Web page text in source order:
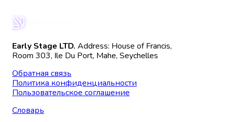
Early Stage LTD. Address: House of Francis,
Room 303, Ile Du Port, Mahe, Seychelles
Обратная связь
Политика конфиденциальности
Пользовательское соглашение
Словарь